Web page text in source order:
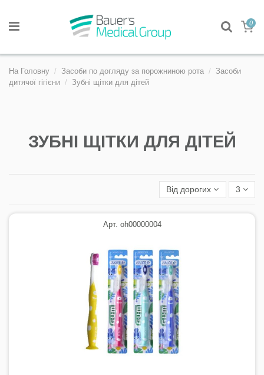
0
На Головну Засоби по догляду за порожниною рота
Засоби
дитячої гігієни
Зубні щітки для дітей
ЗУБНІ ЩІТКИ ДЛЯ ДІТЕЙ
Від дорогих 3
Арт. oh00000004